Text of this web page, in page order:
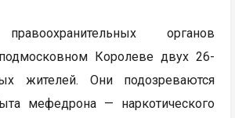
органов
Королеве двух 26-
жителей. Они подозреваются
мефедрона — наркотического